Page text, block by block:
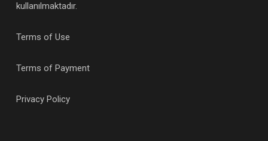
kullanılmaktadır.
Terms of Use
Terms of Payment
Privacy Policy